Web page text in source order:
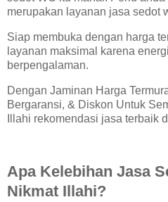
merupakan layanan jasa sedot
Siap membuka dengan harga
layanan maksimal karena
berpengalaman.
Dengan Jaminan Harga
Bergaransi, & Diskon Untuk
Illahi rekomendasi jasa terbaik
Apa Kelebihan Jasa
Nikmat Illahi?